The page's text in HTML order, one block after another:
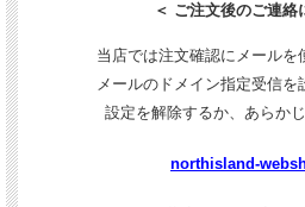
＜ ご注文後のご連絡
当店では注文確認にメールを
メールのドメイン指定受信を
設定を解除するか、あらか
northisland-